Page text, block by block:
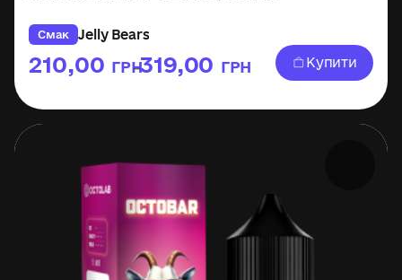
Смак Jelly Bears
210,00 ГРН
–319,00 ГРН Купити